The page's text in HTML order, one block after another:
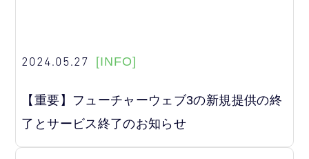
2024.05.27 [INFO]
【重要】フューチャーウェブ3の新規提供の終
了とサービス終了のお知らせ